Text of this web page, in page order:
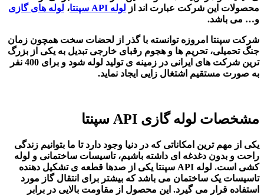
محصولات این شرکت عبارت اند از لوله API سپنتا، لوله های گازی
و… می باشد.
شرکت سپنتا امروزه توانسته با گذر از لحضات سخت همچون زمان
جنگ تحمیلی، تحریم ها و هجوم رقبای خارجی تبدیل به یکی از بزرگ
ترین شرکت های ایرانی در زمینه ی تولید لوله شود و برای 400 نفر
به صورت مستقیم اشتغال زایی ایجاد نماید.
مشخصات لوله گازی API سپنتا
یکی از مهم ترین امکاناتی که در دنیا وجود دارد تا ما بتوانیم زندگی
راحت و بدون دغدغه ای داشته باشیم، تاسیسات ساختمانی و لوله
کشی است. لوله API سپنتا
یکی از صدها قطعه ی تشکیل دهنده
تاسیسات یک ساختمان می باشد که بیشتر برای انتقال گاز مورد
استفاده قرار می گیرد. این محصول از مقاومت بالایی در برابر